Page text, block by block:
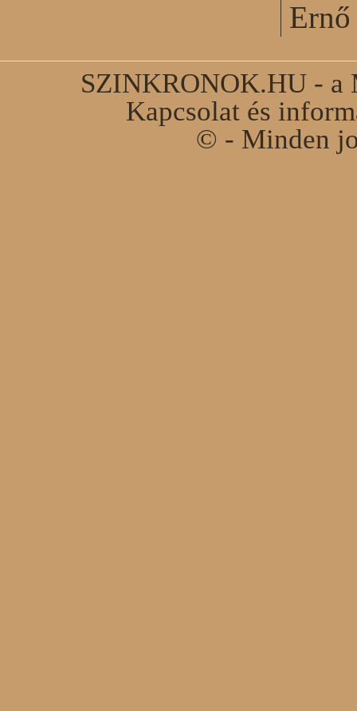
SZINKRONOK.HU - a
Kapcsolat és
© - Minden